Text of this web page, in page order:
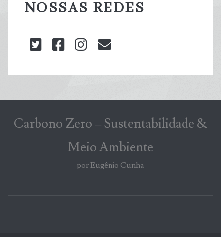
NOSSAS REDES
twitterfacebookinstagram
Carbono Zero – Sustentabilidade &
Meio Ambiente
por Eugênio Cunha